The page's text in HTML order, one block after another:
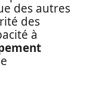
des autres
des
à